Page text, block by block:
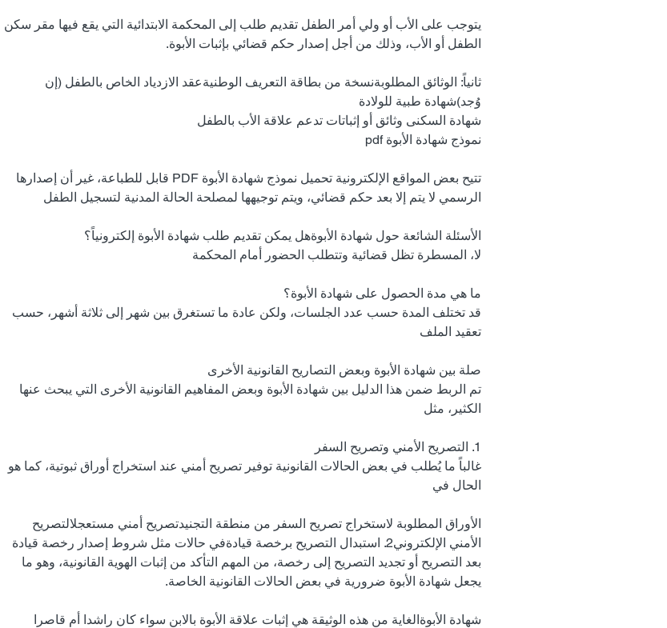
يتوجب على الأب أو ولي أمر الطفل تقديم طلب إلى المحكمة الابتدائية التي يقع فيها مقر سكن
الطفل أو الأب، وذلك من أجل إصدار حكم قضائي بإثبات الأبوة.
ثانياً: الوثائق المطلوبةنسخة من بطاقة التعريف الوطنيةعقد الازدياد الخاص بالطفل (إن
وُجد)شهادة طبية للولادة
شهادة السكنى وثائق أو إثباتات تدعم علاقة الأب بالطفل
نموذج شهادة الأبوة pdf
تتيح بعض المواقع الإلكترونية تحميل نموذج شهادة الأبوة PDF قابل للطباعة، غير أن إصدارها
الرسمي لا يتم إلا بعد حكم قضائي، ويتم توجيهها لمصلحة الحالة المدنية لتسجيل الطفل
الأسئلة الشائعة حول شهادة الأبوةهل يمكن تقديم طلب شهادة الأبوة إلكترونياً؟
لا، المسطرة تظل قضائية وتتطلب الحضور أمام المحكمة
ما هي مدة الحصول على شهادة الأبوة؟
قد تختلف المدة حسب عدد الجلسات، ولكن عادة ما تستغرق بين شهر إلى ثلاثة أشهر، حسب
تعقيد الملف
صلة بين شهادة الأبوة وبعض التصاريح القانونية الأخرى
تم الربط ضمن هذا الدليل بين شهادة الأبوة وبعض المفاهيم القانونية الأخرى التي يبحث عنها
الكثير، مثل
1. التصريح الأمني وتصريح السفر
غالباً ما يُطلب في بعض الحالات القانونية توفير تصريح أمني عند استخراج أوراق ثبوتية، كما هو
الحال في
الأوراق المطلوبة لاستخراج تصريح السفر من منطقة التجنيدتصريح أمني مستعجلالتصريح
الأمني الإلكتروني2. استبدال التصريح برخصة قيادةفي حالات مثل شروط إصدار رخصة قيادة
بعد التصريح أو تجديد التصريح إلى رخصة، من المهم التأكد من إثبات الهوية القانونية، وهو ما
يجعل شهادة الأبوة ضرورية في بعض الحالات القانونية الخاصة.
شهادة الأبوةالغاية من هذه الوثيقة هي إثبات علاقة الأبوة بالابن سواء كان راشدا أم قاصرا